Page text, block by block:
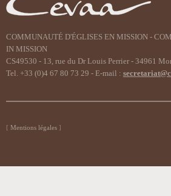
COMMUNAUTÉ D'ÉGLISES EN MISSION -
IN MISSION
CS49530 - 13, rue du Dr Louis Perrier - 34961
Tel. +33 (0)4 67 80 73 29 - E-mail :
Mentions légales